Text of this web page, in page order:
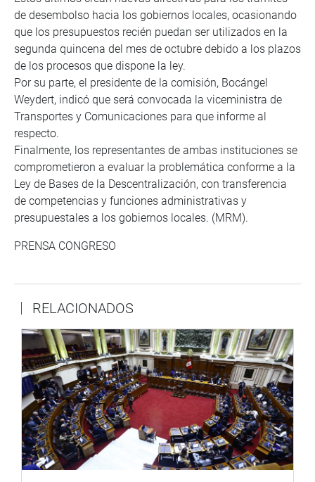
de desembolso hacia los gobiernos locales, ocasionando
que los presupuestos recién puedan ser utilizados en la
segunda quincena del mes de octubre debido a los plazos
de los procesos que dispone la ley.
Por su parte, el presidente de la comisión, Bocángel
Weydert, indicó que será convocada la viceministra de
Transportes y Comunicaciones para que informe al
respecto.
Finalmente, los representantes de ambas instituciones se
comprometieron a evaluar la problemática conforme a la
Ley de Bases de la Descentralización, con transferencia
de competencias y funciones administrativas y
presupuestales a los gobiernos locales. (MRM).
PRENSA CONGRESO
RELACIONADOS